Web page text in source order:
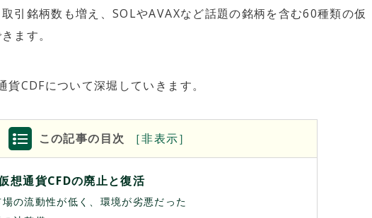
引銘柄数も増え、SOLやAVAXなど話題の銘柄を含む60種類の仮
ます。
CDFについて深堀していきます。
この記事の目次 ［非表示］
通貨CFDの廃止と復活
の流動性が低く、環境が劣悪だった